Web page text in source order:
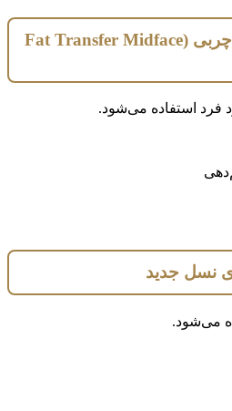
2. لیفت گونه با تزریق چربی (Fat Transfer Midface
فرد استفاده می‌شود.
می‌شود.